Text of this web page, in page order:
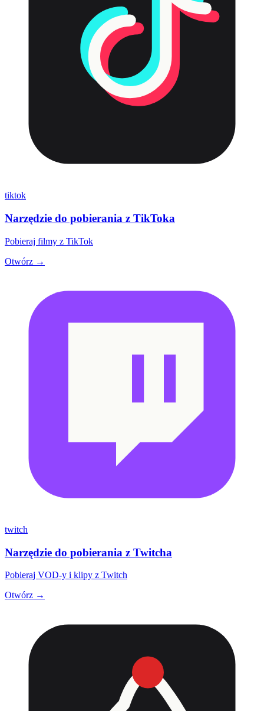
tiktok
Narzędzie do pobierania z TikToka
Pobieraj filmy z TikTok
Otwórz →
twitch
Narzędzie do pobierania z Twitcha
Pobieraj VOD-y i klipy z Twitch
Otwórz →